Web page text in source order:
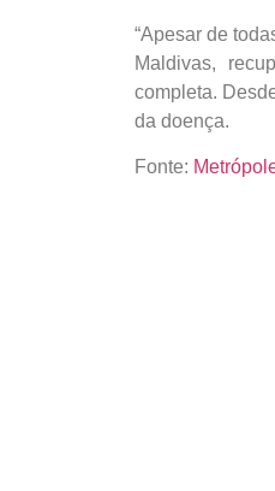
“Apesar de
Maldivas,
completa.
da doença.
Fonte: